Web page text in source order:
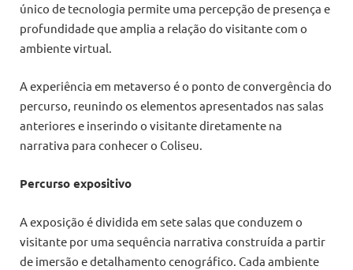
único de tecnologia permite uma percepção de presença e
profundidade que amplia a relação do visitante com o
ambiente virtual.
A experiência em metaverso é o ponto de convergência do
percurso, reunindo os elementos apresentados nas salas
anteriores e inserindo o visitante diretamente na
narrativa para conhecer o Coliseu.
Percurso expositivo
A exposição é dividida em sete salas que conduzem o
visitante por uma sequência narrativa construída a partir
de imersão e detalhamento cenográfico. Cada ambiente